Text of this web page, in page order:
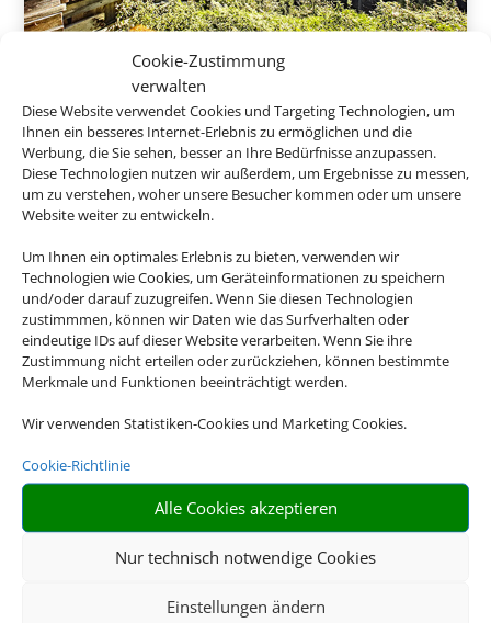
Cookie-Zustimmung
verwalten
Diese Website verwendet Cookies und Targeting Technologien, um
Ihnen ein besseres Internet-Erlebnis zu ermöglichen und die
Werbung, die Sie sehen, besser an Ihre Bedürfnisse anzupassen.
Diese Technologien nutzen wir außerdem, um Ergebnisse zu messen,
um zu verstehen, woher unsere Besucher kommen oder um unsere
Website weiter zu entwickeln.
Um Ihnen ein optimales Erlebnis zu bieten, verwenden wir
Technologien wie Cookies, um Geräteinformationen zu speichern
und/oder darauf zuzugreifen. Wenn Sie diesen Technologien
zustimmmen, können wir Daten wie das Surfverhalten oder
eindeutige IDs auf dieser Website verarbeiten. Wenn Sie ihre
Zustimmung nicht erteilen oder zurückziehen, können bestimmte
Merkmale und Funktionen beeinträchtigt werden.
Wir verwenden Statistiken-Cookies und Marketing Cookies.
Cookie-Richtlinie
Alle Cookies akzeptieren
Nur technisch notwendige Cookies
Einstellungen ändern
Allgäu/Bayerisch-Schwaben
ab40 €